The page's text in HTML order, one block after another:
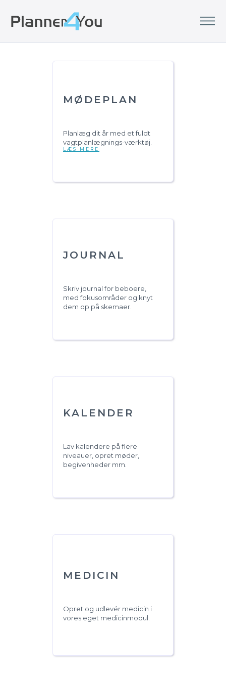
MØDEPLAN
Planlæg dit år med et fuldt
vagtplanlægnings-værktøj.
LÆS MERE
JOURNAL
Skriv journal for beboere,
med fokusområder og knyt
dem op på skemaer.
KALENDER
Lav kalendere på flere
niveauer, opret møder,
begivenheder mm.
MEDICIN
Opret og udlevér medicin i
vores eget medicinmodul.